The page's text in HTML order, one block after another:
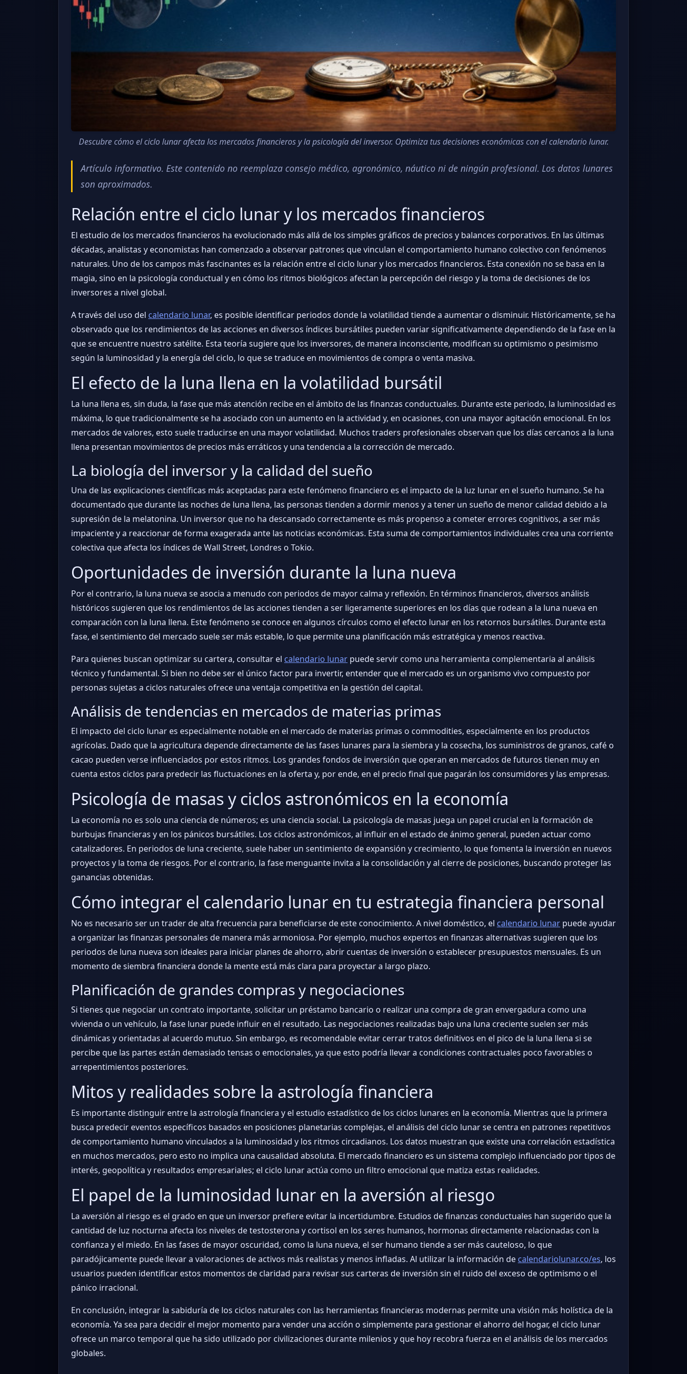
Descubre cómo el ciclo lunar afecta los mercados financieros y la psicología del inversor. Optimiza tus decisiones económicas con el calendario lunar.
Artículo informativo. Este contenido no reemplaza consejo médico, agronómico, náutico ni de ningún profesional. Los datos lunares
son aproximados.
Relación entre el ciclo lunar y los mercados financieros
El estudio de los mercados financieros ha evolucionado más allá de los simples gráficos de precios y balances corporativos. En las últimas
décadas, analistas y economistas han comenzado a observar patrones que vinculan el comportamiento humano colectivo con fenómenos
naturales. Uno de los campos más fascinantes es la relación entre el ciclo lunar y los mercados financieros. Esta conexión no se basa en la
magia, sino en la psicología conductual y en cómo los ritmos biológicos afectan la percepción del riesgo y la toma de decisiones de los
inversores a nivel global.
A través del uso del calendario lunar, es posible identificar periodos donde la volatilidad tiende a aumentar o disminuir. Históricamente, se ha
observado que los rendimientos de las acciones en diversos índices bursátiles pueden variar significativamente dependiendo de la fase en la
que se encuentre nuestro satélite. Esta teoría sugiere que los inversores, de manera inconsciente, modifican su optimismo o pesimismo
según la luminosidad y la energía del ciclo, lo que se traduce en movimientos de compra o venta masiva.
El efecto de la luna llena en la volatilidad bursátil
La luna llena es, sin duda, la fase que más atención recibe en el ámbito de las finanzas conductuales. Durante este periodo, la luminosidad es
máxima, lo que tradicionalmente se ha asociado con un aumento en la actividad y, en ocasiones, con una mayor agitación emocional. En los
mercados de valores, esto suele traducirse en una mayor volatilidad. Muchos traders profesionales observan que los días cercanos a la luna
llena presentan movimientos de precios más erráticos y una tendencia a la corrección de mercado.
La biología del inversor y la calidad del sueño
Una de las explicaciones científicas más aceptadas para este fenómeno financiero es el impacto de la luz lunar en el sueño humano. Se ha
documentado que durante las noches de luna llena, las personas tienden a dormir menos y a tener un sueño de menor calidad debido a la
supresión de la melatonina. Un inversor que no ha descansado correctamente es más propenso a cometer errores cognitivos, a ser más
impaciente y a reaccionar de forma exagerada ante las noticias económicas. Esta suma de comportamientos individuales crea una corriente
colectiva que afecta los índices de Wall Street, Londres o Tokio.
Oportunidades de inversión durante la luna nueva
Por el contrario, la luna nueva se asocia a menudo con periodos de mayor calma y reflexión. En términos financieros, diversos análisis
históricos sugieren que los rendimientos de las acciones tienden a ser ligeramente superiores en los días que rodean a la luna nueva en
comparación con la luna llena. Este fenómeno se conoce en algunos círculos como el efecto lunar en los retornos bursátiles. Durante esta
fase, el sentimiento del mercado suele ser más estable, lo que permite una planificación más estratégica y menos reactiva.
Para quienes buscan optimizar su cartera, consultar el calendario lunar puede servir como una herramienta complementaria al análisis
técnico y fundamental. Si bien no debe ser el único factor para invertir, entender que el mercado es un organismo vivo compuesto por
personas sujetas a ciclos naturales ofrece una ventaja competitiva en la gestión del capital.
Análisis de tendencias en mercados de materias primas
El impacto del ciclo lunar es especialmente notable en el mercado de materias primas o commodities, especialmente en los productos
agrícolas. Dado que la agricultura depende directamente de las fases lunares para la siembra y la cosecha, los suministros de granos, café o
cacao pueden verse influenciados por estos ritmos. Los grandes fondos de inversión que operan en mercados de futuros tienen muy en
cuenta estos ciclos para predecir las fluctuaciones en la oferta y, por ende, en el precio final que pagarán los consumidores y las empresas.
Psicología de masas y ciclos astronómicos en la economía
La economía no es solo una ciencia de números; es una ciencia social. La psicología de masas juega un papel crucial en la formación de
burbujas financieras y en los pánicos bursátiles. Los ciclos astronómicos, al influir en el estado de ánimo general, pueden actuar como
catalizadores. En periodos de luna creciente, suele haber un sentimiento de expansión y crecimiento, lo que fomenta la inversión en nuevos
proyectos y la toma de riesgos. Por el contrario, la fase menguante invita a la consolidación y al cierre de posiciones, buscando proteger las
ganancias obtenidas.
Cómo integrar el calendario lunar en tu estrategia financiera personal
No es necesario ser un trader de alta frecuencia para beneficiarse de este conocimiento. A nivel doméstico, el calendario lunar puede ayudar
a organizar las finanzas personales de manera más armoniosa. Por ejemplo, muchos expertos en finanzas alternativas sugieren que los
periodos de luna nueva son ideales para iniciar planes de ahorro, abrir cuentas de inversión o establecer presupuestos mensuales. Es un
momento de siembra financiera donde la mente está más clara para proyectar a largo plazo.
Planificación de grandes compras y negociaciones
Si tienes que negociar un contrato importante, solicitar un préstamo bancario o realizar una compra de gran envergadura como una
vivienda o un vehículo, la fase lunar puede influir en el resultado. Las negociaciones realizadas bajo una luna creciente suelen ser más
dinámicas y orientadas al acuerdo mutuo. Sin embargo, es recomendable evitar cerrar tratos definitivos en el pico de la luna llena si se
percibe que las partes están demasiado tensas o emocionales, ya que esto podría llevar a condiciones contractuales poco favorables o
arrepentimientos posteriores.
Mitos y realidades sobre la astrología financiera
Es importante distinguir entre la astrología financiera y el estudio estadístico de los ciclos lunares en la economía. Mientras que la primera
busca predecir eventos específicos basados en posiciones planetarias complejas, el análisis del ciclo lunar se centra en patrones repetitivos
de comportamiento humano vinculados a la luminosidad y los ritmos circadianos. Los datos muestran que existe una correlación estadística
en muchos mercados, pero esto no implica una causalidad absoluta. El mercado financiero es un sistema complejo influenciado por tipos de
interés, geopolítica y resultados empresariales; el ciclo lunar actúa como un filtro emocional que matiza estas realidades.
El papel de la luminosidad lunar en la aversión al riesgo
La aversión al riesgo es el grado en que un inversor prefiere evitar la incertidumbre. Estudios de finanzas conductuales han sugerido que la
cantidad de luz nocturna afecta los niveles de testosterona y cortisol en los seres humanos, hormonas directamente relacionadas con la
confianza y el miedo. En las fases de mayor oscuridad, como la luna nueva, el ser humano tiende a ser más cauteloso, lo que
paradójicamente puede llevar a valoraciones de activos más realistas y menos infladas. Al utilizar la información de calendariolunar.co/es, los
usuarios pueden identificar estos momentos de claridad para revisar sus carteras de inversión sin el ruido del exceso de optimismo o el
pánico irracional.
En conclusión, integrar la sabiduría de los ciclos naturales con las herramientas financieras modernas permite una visión más holística de la
economía. Ya sea para decidir el mejor momento para vender una acción o simplemente para gestionar el ahorro del hogar, el ciclo lunar
ofrece un marco temporal que ha sido utilizado por civilizaciones durante milenios y que hoy recobra fuerza en el análisis de los mercados
globales.